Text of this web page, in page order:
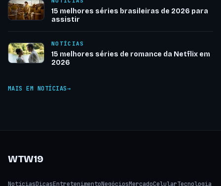
15 melhores séries brasileiras de 2026 para
assistir
NOTÍCIAS
15 melhores séries de romance da Netflix em
2026
MAIS EM NOTÍCIAS
WTW19
NotíciasDicasEntretenimentoNegóciosMercadoCelularTecnologia